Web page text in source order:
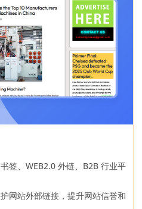
签、WEB2.0 外链、B2B 行业平
网站外部链接，提升网站信誉和